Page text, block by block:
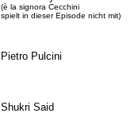
(è la signora Cecchini
spielt in dieser Episode nicht mit)
Pietro Pulcini
Shukri Said